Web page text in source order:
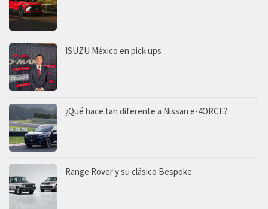
ISUZU México en pick ups
¿Qué hace tan diferente a Nissan e-4ORCE?
Range Rover y su clásico Bespoke